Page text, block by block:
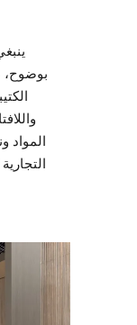
بوضوح،
المواد